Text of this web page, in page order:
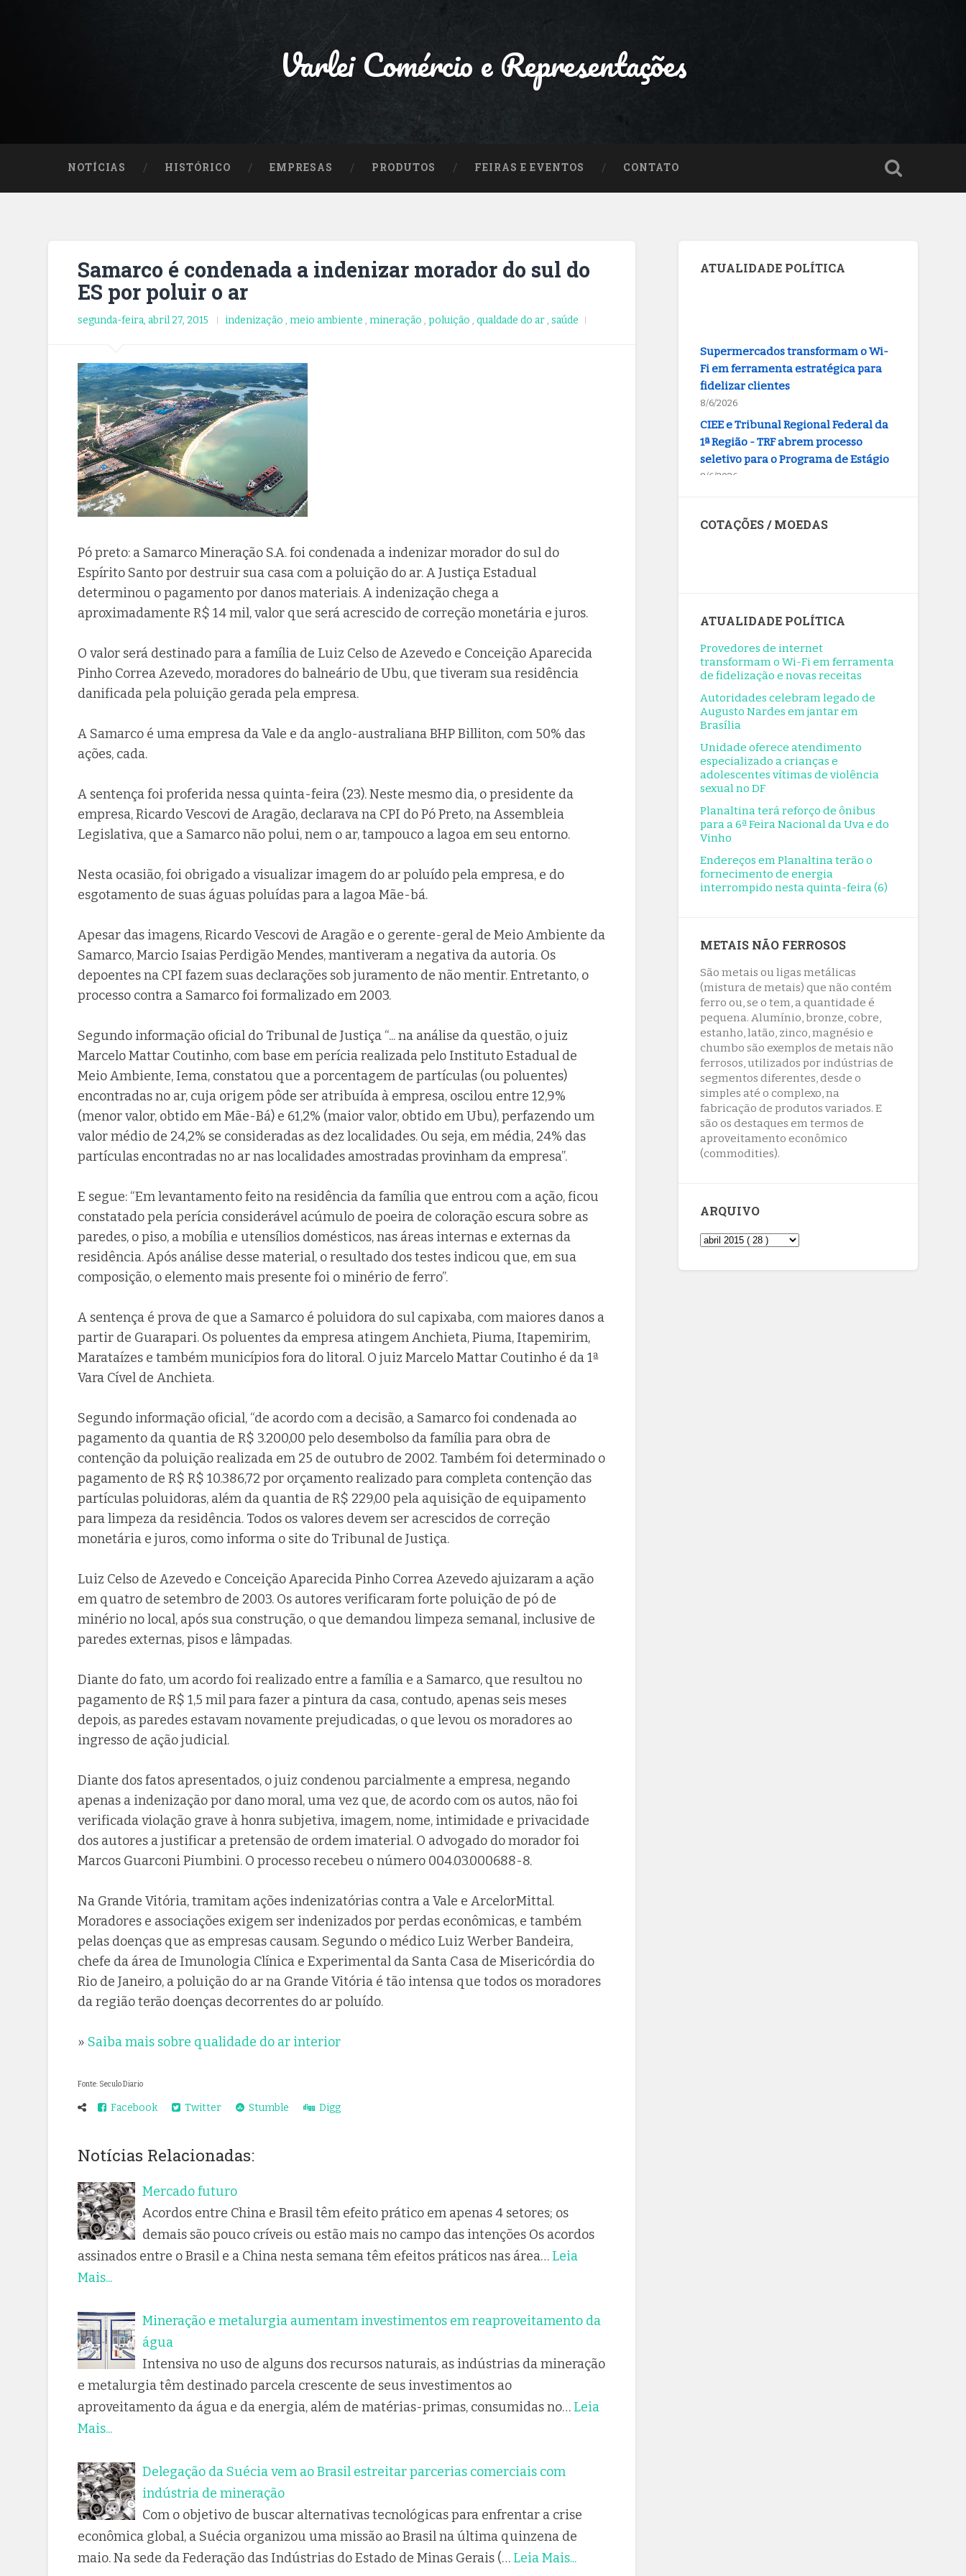
Varlei Comércio e Representações
NOTÍCIAS HISTÓRICO EMPRESAS PRODUTOS FEIRAS E EVENTOS CONTATO
Samarco é condenada a indenizar morador do sul do
ES por poluir o ar
segunda-feira, abril 27, 2015 indenização,meio ambiente,mineração,poluição,qualdade do ar,saúde
Pó preto: a Samarco Mineração S.A. foi condenada a indenizar morador do sul do
Espírito Santo por destruir sua casa com a poluição do ar. A Justiça Estadual
determinou o pagamento por danos materiais. A indenização chega a
aproximadamente R$ 14 mil, valor que será acrescido de correção monetária e juros.
O valor será destinado para a família de Luiz Celso de Azevedo e Conceição Aparecida
Pinho Correa Azevedo, moradores do balneário de Ubu, que tiveram sua residência
danificada pela poluição gerada pela empresa.
A Samarco é uma empresa da Vale e da anglo-australiana BHP Billiton, com 50% das
ações, cada.
A sentença foi proferida nessa quinta-feira (23). Neste mesmo dia, o presidente da
empresa, Ricardo Vescovi de Aragão, declarava na CPI do Pó Preto, na Assembleia
Legislativa, que a Samarco não polui, nem o ar, tampouco a lagoa em seu entorno.
Nesta ocasião, foi obrigado a visualizar imagem do ar poluído pela empresa, e do
esgotamento de suas águas poluídas para a lagoa Mãe-bá.
Apesar das imagens, Ricardo Vescovi de Aragão e o gerente-geral de Meio Ambiente da
Samarco, Marcio Isaias Perdigão Mendes, mantiveram a negativa da autoria. Os
depoentes na CPI fazem suas declarações sob juramento de não mentir. Entretanto, o
processo contra a Samarco foi formalizado em 2003.
Segundo informação oficial do Tribunal de Justiça “... na análise da questão, o juiz
Marcelo Mattar Coutinho, com base em perícia realizada pelo Instituto Estadual de
Meio Ambiente, Iema, constatou que a porcentagem de partículas (ou poluentes)
encontradas no ar, cuja origem pôde ser atribuída à empresa, oscilou entre 12,9%
(menor valor, obtido em Mãe-Bá) e 61,2% (maior valor, obtido em Ubu), perfazendo um
valor médio de 24,2% se consideradas as dez localidades. Ou seja, em média, 24% das
partículas encontradas no ar nas localidades amostradas provinham da empresa”.
E segue: “Em levantamento feito na residência da família que entrou com a ação, ficou
constatado pela perícia considerável acúmulo de poeira de coloração escura sobre as
paredes, o piso, a mobília e utensílios domésticos, nas áreas internas e externas da
residência. Após análise desse material, o resultado dos testes indicou que, em sua
composição, o elemento mais presente foi o minério de ferro”.
A sentença é prova de que a Samarco é poluidora do sul capixaba, com maiores danos a
partir de Guarapari. Os poluentes da empresa atingem Anchieta, Piuma, Itapemirim,
Marataízes e também municípios fora do litoral. O juiz Marcelo Mattar Coutinho é da 1ª
Vara Cível de Anchieta.
Segundo informação oficial, “de acordo com a decisão, a Samarco foi condenada ao
pagamento da quantia de R$ 3.200,00 pelo desembolso da família para obra de
contenção da poluição realizada em 25 de outubro de 2002. Também foi determinado o
pagamento de R$ R$ 10.386,72 por orçamento realizado para completa contenção das
partículas poluidoras, além da quantia de R$ 229,00 pela aquisição de equipamento
para limpeza da residência. Todos os valores devem ser acrescidos de correção
monetária e juros, como informa o site do Tribunal de Justiça.
Luiz Celso de Azevedo e Conceição Aparecida Pinho Correa Azevedo ajuizaram a ação
em quatro de setembro de 2003. Os autores verificaram forte poluição de pó de
minério no local, após sua construção, o que demandou limpeza semanal, inclusive de
paredes externas, pisos e lâmpadas.
Diante do fato, um acordo foi realizado entre a família e a Samarco, que resultou no
pagamento de R$ 1,5 mil para fazer a pintura da casa, contudo, apenas seis meses
depois, as paredes estavam novamente prejudicadas, o que levou os moradores ao
ingresso de ação judicial.
Diante dos fatos apresentados, o juiz condenou parcialmente a empresa, negando
apenas a indenização por dano moral, uma vez que, de acordo com os autos, não foi
verificada violação grave à honra subjetiva, imagem, nome, intimidade e privacidade
dos autores a justificar a pretensão de ordem imaterial. O advogado do morador foi
Marcos Guarconi Piumbini. O processo recebeu o número 004.03.000688-8.
Na Grande Vitória, tramitam ações indenizatórias contra a Vale e ArcelorMittal.
Moradores e associações exigem ser indenizados por perdas econômicas, e também
pelas doenças que as empresas causam. Segundo o médico Luiz Werber Bandeira,
chefe da área de Imunologia Clínica e Experimental da Santa Casa de Misericórdia do
Rio de Janeiro, a poluição do ar na Grande Vitória é tão intensa que todos os moradores
da região terão doenças decorrentes do ar poluído.
» Saiba mais sobre qualidade do ar interior
Fonte: Seculo Diario
Facebook Twitter Stumble Digg
Notícias Relacionadas:
Mercado futuro
Acordos entre China e Brasil têm efeito prático em apenas 4 setores; os
demais são pouco críveis ou estão mais no campo das intenções Os acordos
assinados entre o Brasil e a China nesta semana têm efeitos práticos nas área… Leia
Mais...
Mineração e metalurgia aumentam investimentos em reaproveitamento da
água
Intensiva no uso de alguns dos recursos naturais, as indústrias da mineração
e metalurgia têm destinado parcela crescente de seus investimentos ao
aproveitamento da água e da energia, além de matérias-primas, consumidas no… Leia
Mais...
Delegação da Suécia vem ao Brasil estreitar parcerias comerciais com
indústria de mineração
Com o objetivo de buscar alternativas tecnológicas para enfrentar a crise
econômica global, a Suécia organizou uma missão ao Brasil na última quinzena de
maio. Na sede da Federação das Indústrias do Estado de Minas Gerais (… Leia Mais...
ATUALIDADE POLÍTICA
Fi em ferramenta estratégica para
fidelizar clientes
8/6/2026
CIEE e Tribunal Regional Federal da
1ª Região - TRF abrem processo
seletivo para o Programa de Estágio
8/6/2026
“Você sabe com quem está falando?”:
8/6/2026
Provedores de internet
de fidelização e novas receitas
8/6/2026
Autoridades celebram legado de
Augusto Nardes em jantar em
Brasília
8/5/2026
Unidade oferece atendimento
especializado a crianças e
adolescentes vítimas de violência
sexual no DF
8/5/2026
Planaltina terá reforço de ônibus
para a 6ª Feira Nacional da Uva e do
Vinho
fornecimento de energia
interrompido nesta quinta-feira (6)
8/5/2026
Lactário do Hospital de Base garante
alimentação segura e personalizada
aos pacientes
8/5/2026
COTAÇÕES / MOEDAS
ATUALIDADE POLÍTICA
Provedores de internet
transformam o Wi-Fi em ferramenta
de fidelização e novas receitas
Autoridades celebram legado de
Augusto Nardes em jantar em
Brasília
Unidade oferece atendimento
especializado a crianças e
adolescentes vítimas de violência
sexual no DF
Planaltina terá reforço de ônibus
para a 6ª Feira Nacional da Uva e do
Vinho
Endereços em Planaltina terão o
fornecimento de energia
interrompido nesta quinta-feira (6)
METAIS NÃO FERROSOS
São metais ou ligas metálicas
(mistura de metais) que não contém
ferro ou, se o tem, a quantidade é
pequena. Alumínio, bronze, cobre,
estanho, latão, zinco, magnésio e
chumbo são exemplos de metais não
ferrosos, utilizados por indústrias de
segmentos diferentes, desde o
simples até o complexo, na
fabricação de produtos variados. E
são os destaques em termos de
aproveitamento econômico
(commodities).
ARQUIVO